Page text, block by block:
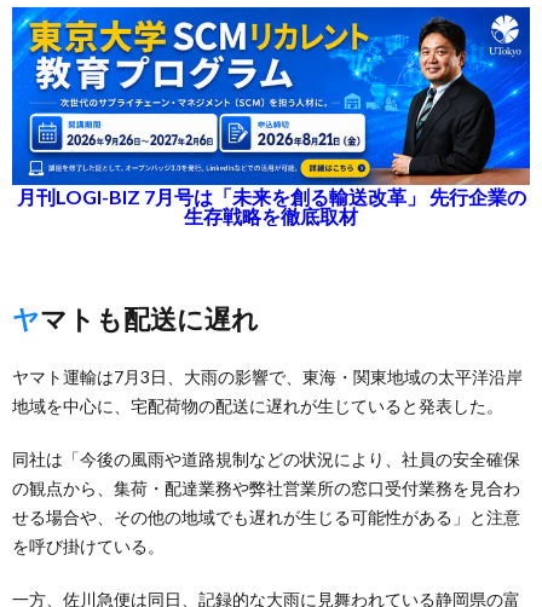
月刊LOGI-BIZ 7月号は「未来を創る輸送改革」 先行企業の
生存戦略を徹底取材
ヤマトも配送に遅れ
ヤマト運輸は7月3日、大雨の影響で、東海・関東地域の太平洋沿岸
地域を中心に、宅配荷物の配送に遅れが生じていると発表した。
同社は「今後の風雨や道路規制などの状況により、社員の安全確保
の観点から、集荷・配達業務や弊社営業所の窓口受付業務を見合わ
せる場合や、その他の地域でも遅れが生じる可能性がある」と注意
を呼び掛けている。
一方、佐川急便は同日、記録的な大雨に見舞われている静岡県の富